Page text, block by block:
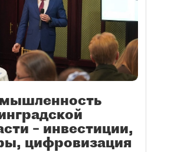
– инвестиции,
цифровизация